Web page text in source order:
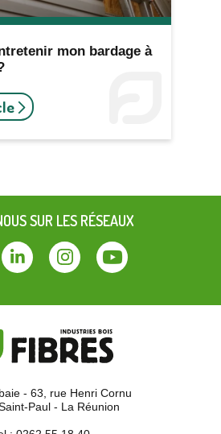
mon bardage à
SUR LES RÉSEAUX
LinkedinInstagramYoutube
- 63, rue Henri Cornu
Paul - La Réunion